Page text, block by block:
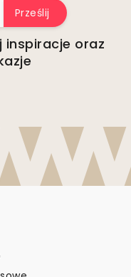
Prześlij
inspiracje oraz